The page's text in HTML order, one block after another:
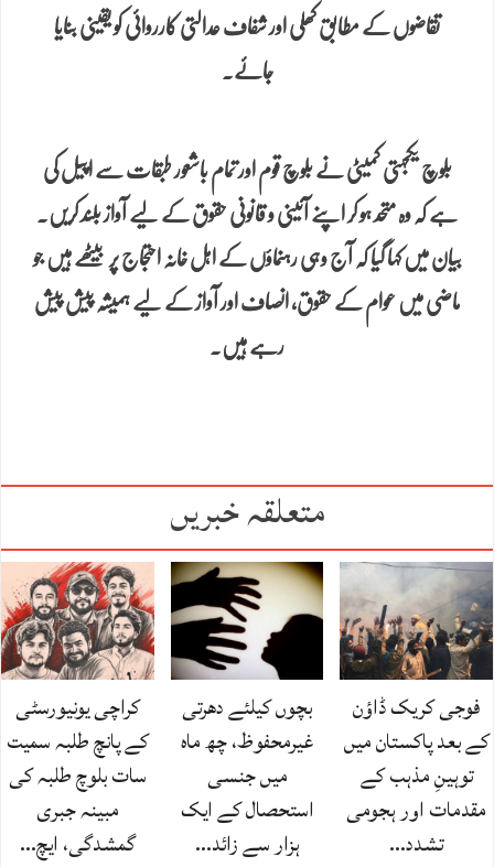
تقاضوں کے مطابق کھلی اور شفاف عدالتی کارروائی کو یقینی بنایا
جائے۔
بلوچ یکجہتی کمیٹی نے بلوچ قوم اور تمام باشعور طبقات سے اپیل کی
ہے کہ وہ متحد ہو کر اپنے آئینی و قانونی حقوق کے لیے آواز بلند کریں۔
بیان میں کہا گیا کہ آج وہی رہنماؤں کے اہل خانہ احتجاج پر بیٹھے ہیں جو
ماضی میں عوام کے حقوق، انصاف اور آواز کے لیے ہمیشہ پیش پیش
رہے ہیں۔
متعلقہ خبریں
فوجی کریک ڈاؤن
کے بعد پاکستان میں
توہینِ مذہب کے
مقدمات اور ہجومی
تشدد…
بچوں کیلئے دھرتی
غیرمحفوظ، چھ ماہ
میں جنسی
استحصال کے ایک
ہزار سے زائد…
کراچی یونیورسٹی
کے پانچ طلبہ سمیت
سات بلوچ طلبہ کی
مبینہ جبری
گمشدگی، ایچ…